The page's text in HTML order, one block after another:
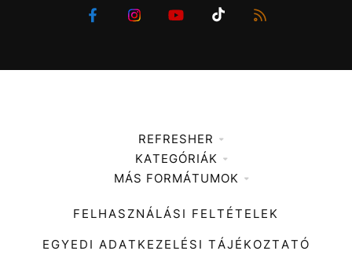
REFRESHER
Médiaajánlat
KATEGÓRIÁK
Zene
Divat
Kultúra
MÁS FORMÁTUMOK
FELHASZNÁLÁSI FELTÉTELEK
EGYEDI ADATKEZELÉSI TÁJÉKOZTATÓ